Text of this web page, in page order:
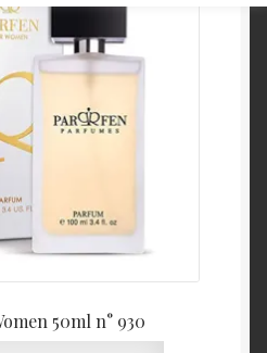
50ml n° 930